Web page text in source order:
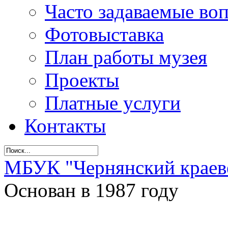
Часто задаваемые
Фотовыставка
План работы музея
Проекты
Платные услуги
Контакты
МБУК "Чернянский
Основан в 1987 году